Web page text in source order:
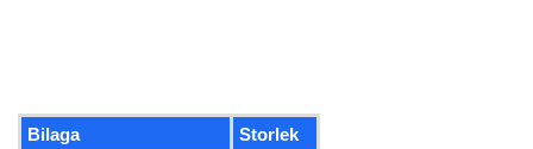
Bilaga Storlek